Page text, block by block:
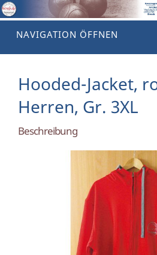
NAVIGATION ÖFFNEN
Hooded-Jacket,
Herren, Gr. 3XL
Beschreibung